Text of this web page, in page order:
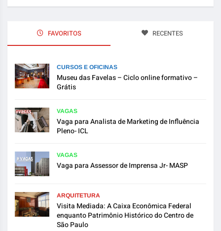
FAVORITOS RECENTES
CURSOS E OFICINAS
Museu das Favelas – Ciclo online formativo –
Grátis
VAGAS
Vaga para Analista de Marketing de Influência
Pleno- ICL
VAGAS
Vaga para Assessor de Imprensa Jr- MASP
ARQUITETURA
Visita Mediada: A Caixa Econômica Federal
enquanto Patrimônio Histórico do Centro de
São Paulo